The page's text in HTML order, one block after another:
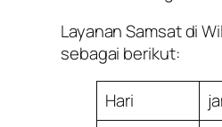
Layanan Samsat di
sebagai berikut:
Hari